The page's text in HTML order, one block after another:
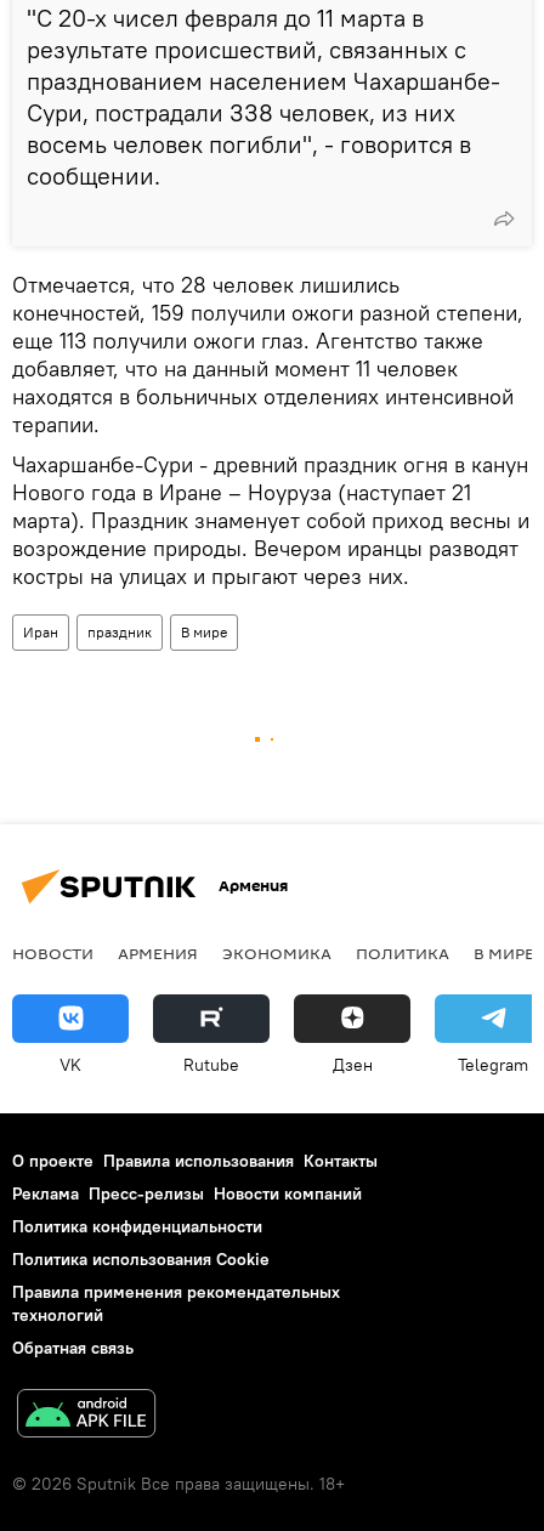
"С 20-х чисел февраля до 11 марта в
результате происшествий, связанных с
празднованием населением Чахаршанбе-
Сури, пострадали 338 человек, из них
восемь человек погибли", - говорится в
сообщении.
Отмечается, что 28 человек лишились
конечностей, 159 получили ожоги разной степени,
еще 113 получили ожоги глаз. Агентство также
добавляет, что на данный момент 11 человек
находятся в больничных отделениях интенсивной
терапии.
Чахаршанбе-Сури - древний праздник огня в канун
Нового года в Иране – Ноуруза (наступает 21
марта). Праздник знаменует собой приход весны и
возрождение природы. Вечером иранцы разводят
костры на улицах и прыгают через них.
Иран праздник В мире
Армения
НОВОСТИ АРМЕНИЯ ЭКОНОМИКА ПОЛИТИКА В МИРЕ
VK Rutube Дзен Telegram
О проекте Правила использования Контакты
Реклама Пресс-релизы Новости компаний
Политика конфиденциальности
Политика использования Cookie
Правила применения рекомендательных
технологий
Обратная связь
© 2026 Sputnik Все права защищены. 18+